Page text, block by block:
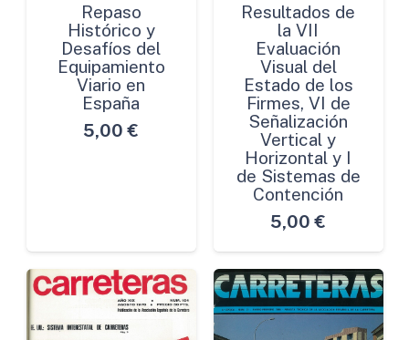
Repaso
Histórico y
Desafíos del
Equipamiento
Viario en
España
5,00 €
Resultados de
la VII
Evaluación
Visual del
Estado de los
Firmes, VI de
Señalización
Vertical y
Horizontal y I
de Sistemas de
Contención
5,00 €